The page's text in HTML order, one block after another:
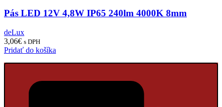
Pás LED 12V 4,8W IP65 240lm 4000K 8mm
deLux
3,06€ s DPH
Pridať do košíka